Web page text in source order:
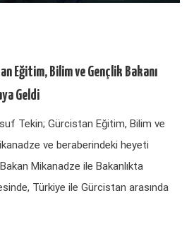
Eğitim, Bilim ve Gençlik Bakanı
Geldi
Tekin; Gürcistan Eğitim, Bilim ve
ve beraberindeki heyeti
Mikanadze ile Bakanlıkta
Türkiye ile Gürcistan arasında